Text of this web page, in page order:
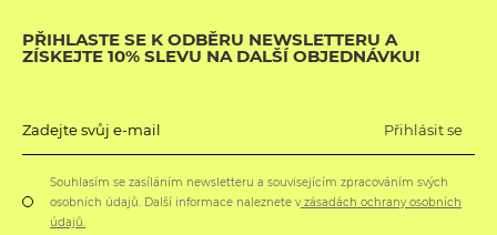
PŘIHLASTE SE K ODBĚRU NEWSLETTERU A
ZÍSKEJTE 10% SLEVU NA DALŠÍ OBJEDNÁVKU!
Zadejte svůj e-mail Přihlásit se
Souhlasím se zasíláním newsletteru a souvisejícím zpracováním svých
osobních údajů. Další informace naleznete vzásadách ochrany osobních
údajů.